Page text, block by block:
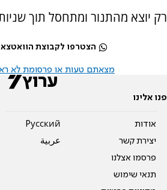
רק יוצא מהתנור ומתחסל תוך
הצטרפו לקבוצת
מצאתם טעות או פרסומת לא
פנו אלינו
אודות
יצירת קשר
פרסמו אצלנו
תנאי שימוש
Pусский
عربية